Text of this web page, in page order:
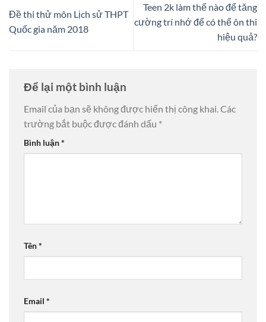
Đề thi thử môn Lịch sử THPT
Quốc gia năm 2018
Teen 2k làm thế nào để tăng
cường trí nhớ để có thể ôn thi
hiệu quả?
Để lại một bình luận
Email của bạn sẽ không được hiển thị công khai.Các
trường bắt buộc được đánh dấu *
Bình luận*
Tên*
Email *